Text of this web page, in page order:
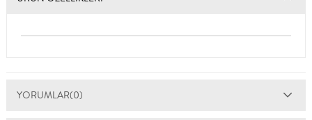
YORUMLAR(0)